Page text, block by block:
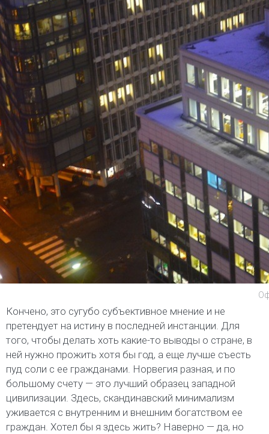
Кончено, это сугубо субъективное мнение и не
претендует на истину в последней инстанции. Для
того, чтобы делать хоть какие-то выводы о стране, в
ней нужно прожить хотя бы год, а еще лучше съесть
пуд соли с ее гражданами. Норвегия разная, и по
большому счету — это лучший образец западной
цивилизации. Здесь, скандинавский минимализм
уживается с внутренним и внешним богатством ее
граждан. Хотел бы я здесь жить? Наверно — да, но